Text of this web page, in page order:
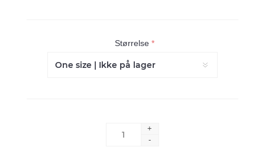
Størrelse*
+
-